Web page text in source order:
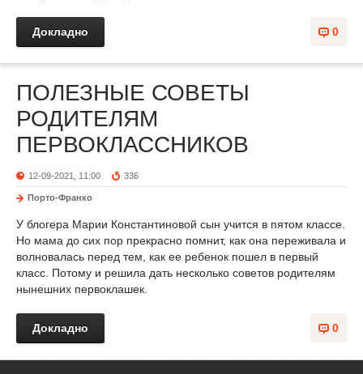
0
Докладно
ПОЛЕЗНЫЕ СОВЕТЫ
РОДИТЕЛЯМ
ПЕРВОКЛАССНИКОВ
12-09-2021, 11:00 336
Порто-Франко
У блогера Марии Константиновой сын учится в пятом классе.
Но мама до сих пор прекрасно помнит, как она переживала и
волновалась перед тем, как ее ребенок пошел в первый
класс. Потому и решила дать несколько советов родителям
нынешних первоклашек.
0
Докладно